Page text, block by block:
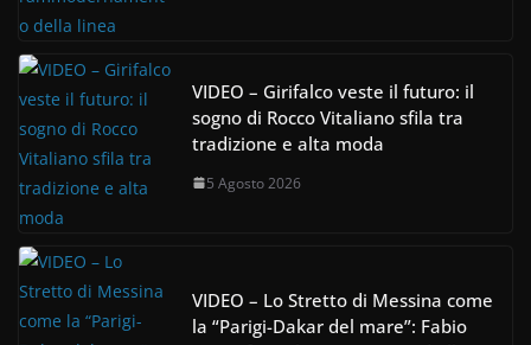
VIDEO – Girifalco veste il futuro: il
sogno di Rocco Vitaliano sfila tra
tradizione e alta moda
5 Agosto 2026
VIDEO – Lo Stretto di Messina come
la “Parigi-Dakar del mare”: Fabio